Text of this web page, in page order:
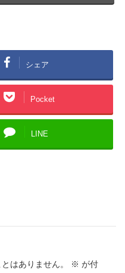
シェア
Pocket
LINE
はありません。 ※ が付